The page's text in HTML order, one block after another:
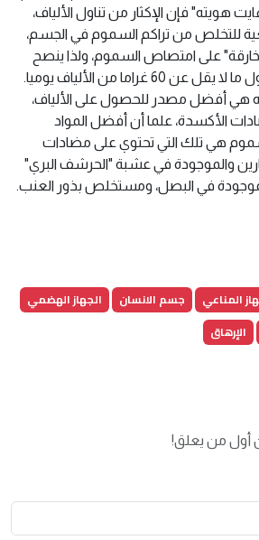
هويته" فإن الإكثار من تناول الألياف،
للتخلص من تراكم السموم في الجسم،
على امتصاص السموم، ولذا ينصح
خبراء التغذية بضرورة تناول ما لا يقل عن 60 غراما من الألياف يوميا.
هي أفضل مصدر للحصول على الألياف،
الأكسدة، علما أن أفضل المواد
هي تلك التي تحتوي على مضادات
والموجودة في عشبة "الحرشف البري"
في البصل، ومستخلص بذور العنب.
المناعي جسم الانسان
الجهاز الهضمي
الإرهاق
أول من يعلق!